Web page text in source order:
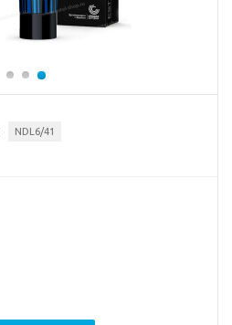
NDL6/41